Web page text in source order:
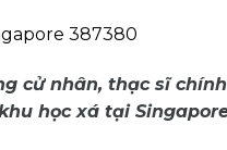
387380
cử nhân, thạc sĩ
học xá tại